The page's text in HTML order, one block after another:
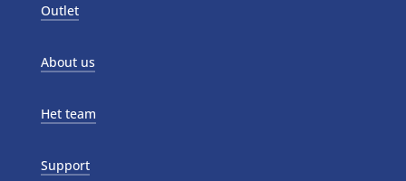
Outlet
About us
Het team
Support